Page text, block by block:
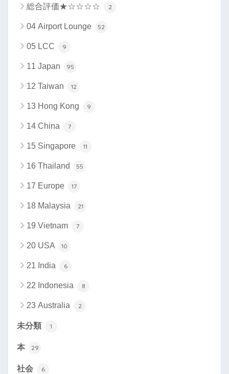
総合評価★☆☆☆☆ 2
04 Airport Lounge 52
05 LCC 9
11 Japan 95
12 Taiwan 12
13 Hong Kong 9
14 China 7
15 Singapore 11
16 Thailand 55
17 Europe 17
18 Malaysia 21
19 Vietnam 7
20 USA 10
21 India 6
22 Indonesia 8
23 Australia 2
未分類 1
本 29
社会 6